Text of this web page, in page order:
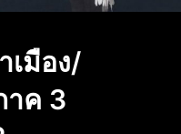
เมือง/
ค 3